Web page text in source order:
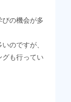
の機会が多
のですが、
グも行ってい